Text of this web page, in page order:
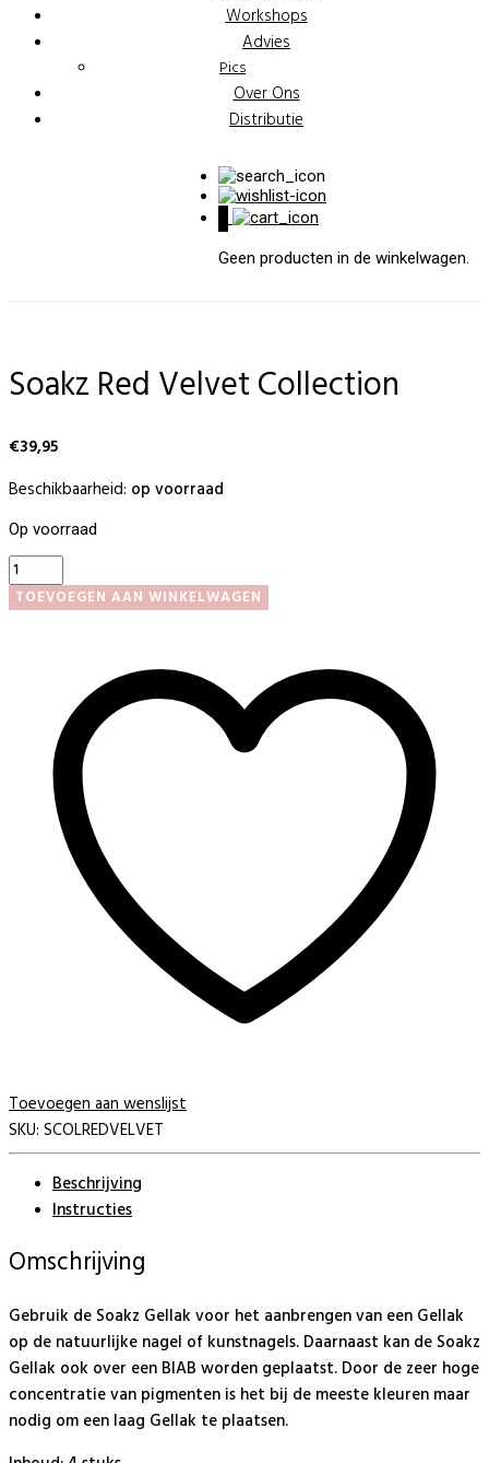
Workshops
Advies
Pics
Over Ons
Distributie
Geen producten in de winkelwagen.
Soakz Red Velvet Collection
€39,95
Beschikbaarheid: op voorraad
Op voorraad
Soakz
Red
Velvet
TOEVOEGEN AAN WINKELWAGEN
Toevoegen aan wenslijst
SKU: SCOLREDVELVET
Beschrijving
Instructies
Omschrijving
Gebruik de Soakz Gellak voor het aanbrengen van een Gellak
op de natuurlijke nagel of kunstnagels. Daarnaast kan de Soakz
Gellak ook over een BIAB worden geplaatst. Door de zeer hoge
concentratie van pigmenten is het bij de meeste kleuren maar
nodig om een laag Gellak te plaatsen.